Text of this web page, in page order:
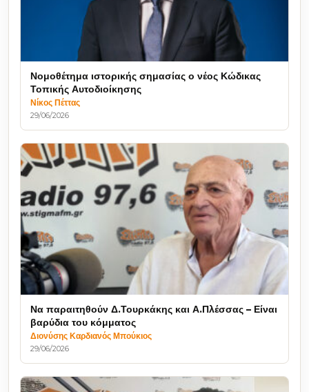
Νομοθέτημα ιστορικής σημασίας ο νέος Κώδικας
Τοπικής Αυτοδιοίκησης
Νίκος Πέττας
29/06/2026
Να παραιτηθούν Δ.Τουρκάκης και Α.Πλέσσας – Είναι
βαρύδια του κόμματος
Διονύσης Καρδιανός Μπούκιος
29/06/2026